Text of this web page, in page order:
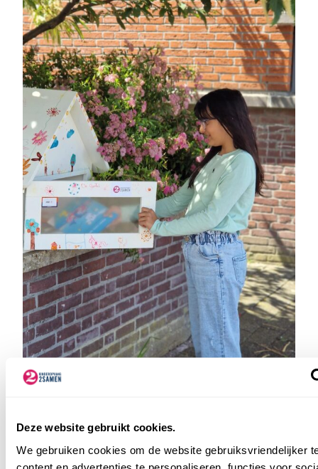
Deze website gebruikt cookies.
We gebruiken cookies om de website gebruiksvriendelijker
content en advertenties te personaliseren, functies voor